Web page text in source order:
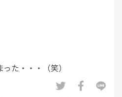
た・・・（笑）